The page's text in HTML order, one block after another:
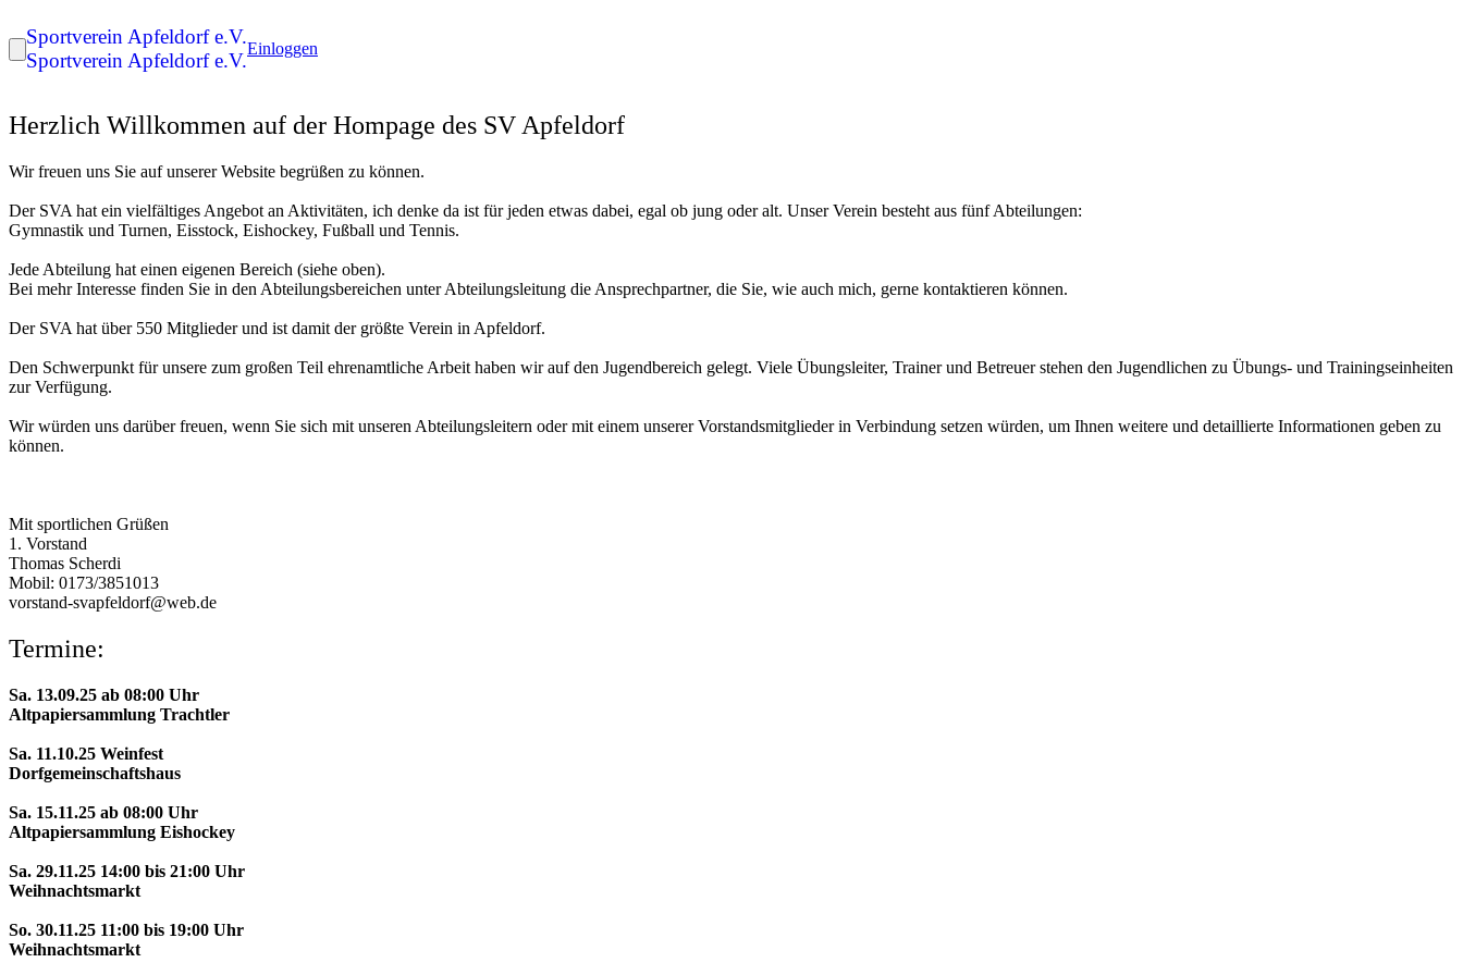
Sportverein Apfeldorf e.V.
Sportverein Apfeldorf e.V.
Einloggen
Herzlich Willkommen auf der Hompage des SV Apfeldorf
Wir freuen uns Sie auf unserer Website begrüßen zu können.
Der SVA hat ein vielfältiges Angebot an Aktivitäten, ich denke da ist für jeden etwas dabei, egal ob jung oder alt. Unser Verein besteht aus fünf Abteilungen:
Gymnastik und Turnen, Eisstock, Eishockey, Fußball und Tennis.
Jede Abteilung hat einen eigenen Bereich (siehe oben).
Bei mehr Interesse finden Sie in den Abteilungsbereichen unter Abteilungsleitung die Ansprechpartner, die Sie, wie auch mich, gerne kontaktieren können.
Der SVA hat über 550 Mitglieder und ist damit der größte Verein in Apfeldorf.
Den Schwerpunkt für unsere zum großen Teil ehrenamtliche Arbeit haben wir auf den Jugendbereich gelegt. Viele Übungsleiter, Trainer und Betreuer stehen den Jugendlichen zu Übungs- und Trainingseinheiten
zur Verfügung.
Wir würden uns darüber freuen, wenn Sie sich mit unseren Abteilungsleitern oder mit einem unserer Vorstandsmitglieder in Verbindung setzen würden, um Ihnen weitere und detaillierte Informationen geben zu
können.
Mit sportlichen Grüßen
1. Vorstand
Thomas Scherdi
Mobil: 0173/3851013
vorstand-svapfeldorf@web.de
Termine:
Sa. 13.09.25 ab 08:00 Uhr
Altpapiersammlung Trachtler
Sa. 11.10.25 Weinfest
Dorfgemeinschaftshaus
Sa. 15.11.25 ab 08:00 Uhr
Altpapiersammlung Eishockey
Sa. 29.11.25 14:00 bis 21:00 Uhr
Weihnachtsmarkt
So. 30.11.25 11:00 bis 19:00 Uhr
Weihnachtsmarkt